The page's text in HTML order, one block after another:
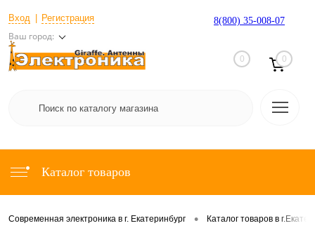
Вход Регистрация
Ваш город:
8(800) 35-008-07
0 0
Каталог товаров
Современная электроника в г. Екатеринбург • Каталог товаров в